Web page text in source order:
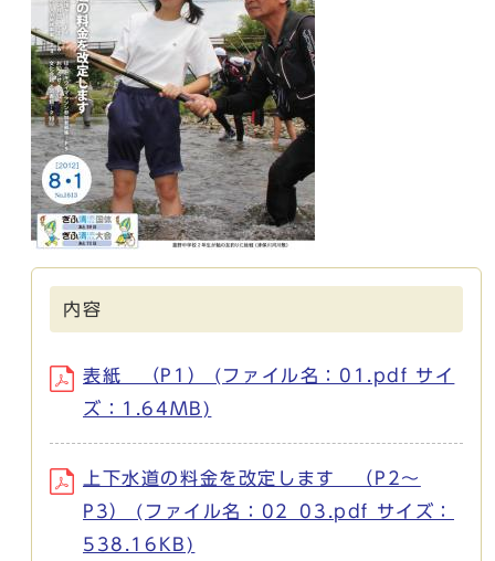
内容
表紙 （P1） (ファイル名：01.pdf サイ
ズ：1.64MB)
上下水道の料金を改定します （P2～
P3） (ファイル名：02_03.pdf サイズ：
538.16KB)